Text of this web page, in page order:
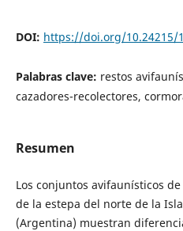
DOI: https://doi.org/10.24215/
Palabras clave: restos
cazadores-recolectores,
Resumen
Los conjuntos avifaunísticos
de la estepa del norte de la
(Argentina) muestran